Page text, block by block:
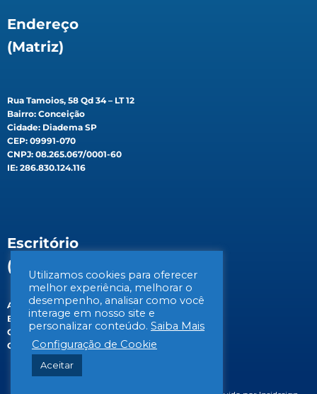
Endereço
(Matriz)
Rua Tamoios, 58 Qd 34 – LT 12
Bairro: Conceição
Cidade: Diadema SP
CEP: 09991-070
CNPJ: 08.265.067/0001-60
IE: 286.830.124.116
Escritório
(Filial)
Av. Gen. Valdomiro de Lima, 647B
Bairro: Jabaquara
Cidade: São Paulo/SP
CEP: 04344-070
Utilizamos cookies para oferecer
melhor experiência, melhorar o
desempenho, analisar como você
interage em nosso site e
personalizar conteúdo. Saiba Mais
Configuração de Cookie
Aceitar